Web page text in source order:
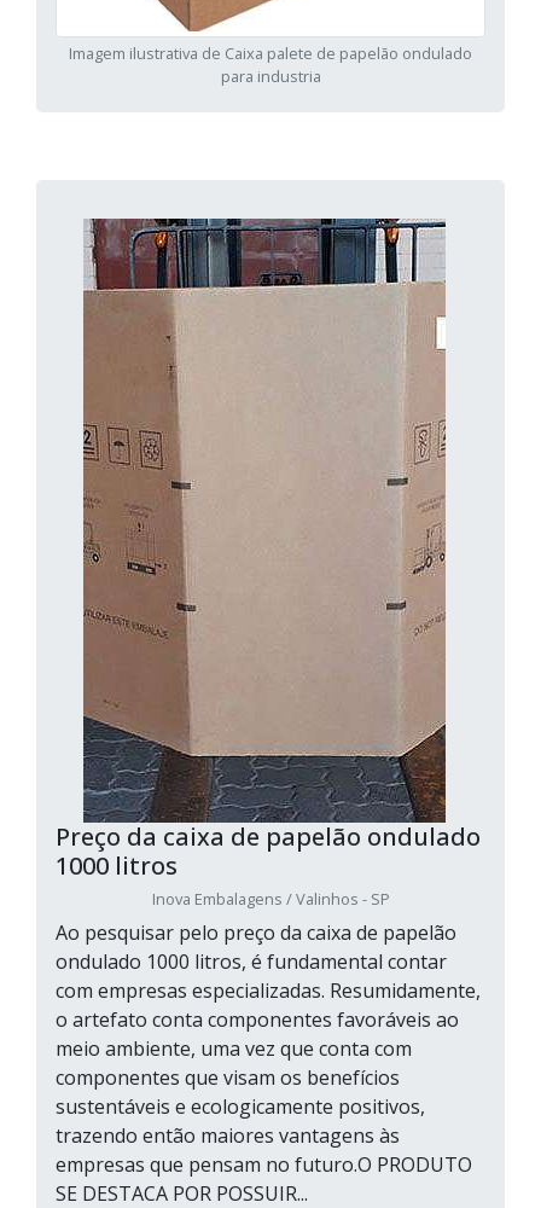
Imagem ilustrativa de Caixa palete de papelão ondulado
para industria
Preço da caixa de papelão ondulado
1000 litros
Inova Embalagens / Valinhos - SP
Ao pesquisar pelo preço da caixa de papelão
ondulado 1000 litros, é fundamental contar
com empresas especializadas. Resumidamente,
o artefato conta componentes favoráveis ao
meio ambiente, uma vez que conta com
componentes que visam os benefícios
sustentáveis e ecologicamente positivos,
trazendo então maiores vantagens às
empresas que pensam no futuro.O PRODUTO
SE DESTACA POR POSSUIR...